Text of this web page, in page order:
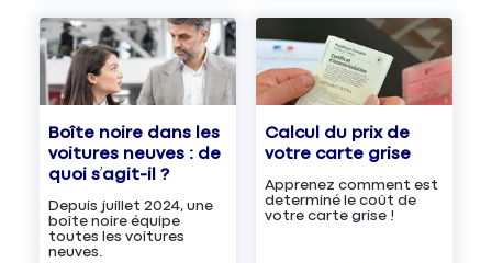
Boîte noire dans les
voitures neuves : de
quoi s’agit-il ?
Depuis juillet 2024, une
boîte noire équipe
toutes les voitures
neuves.
Calcul du prix de
votre carte grise
Apprenez comment est
determiné le coût de
votre carte grise !